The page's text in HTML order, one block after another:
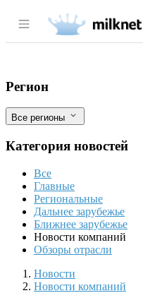
Раздел
Акционеры
Фильтры
Регион
Все регионы
Категория новостей
Все
Главные
Региональные
Дальнее зарубежье
Ближнее зарубежье
Новости компаний
Обзоры отрасли
Новости
Разделы
Новости
Новости компаний